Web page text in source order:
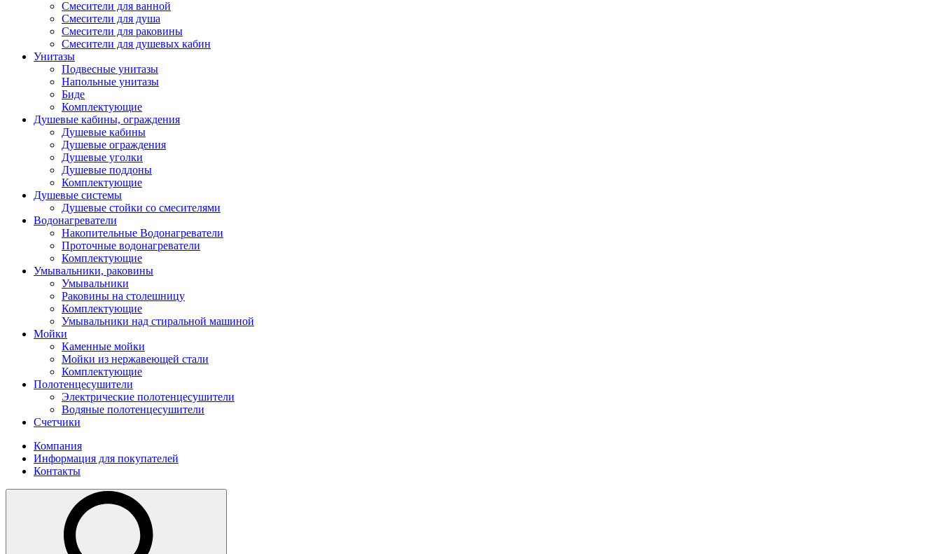
Смесители для ванной
Смесители для душа
Смесители для раковины
Смесители для душевых кабин
Унитазы
Подвесные унитазы
Напольные унитазы
Биде
Комплектующие
Душевые кабины, ограждения
Душевые кабины
Душевые ограждения
Душевые уголки
Душевые поддоны
Комплектующие
Душевые системы
Душевые стойки со смесителями
Водонагреватели
Накопительные Водонагреватели
Проточные водонагреватели
Комплектующие
Умывальники, раковины
Умывальники
Раковины на столешницу
Комплектующие
Умывальники над стиральной машиной
Мойки
Каменные мойки
Мойки из нержавеющей стали
Комплектующие
Полотенцесушители
Электрические полотенцесушители
Водяные полотенцесушители
Счетчики
Компания
Информация для покупателей
Контакты